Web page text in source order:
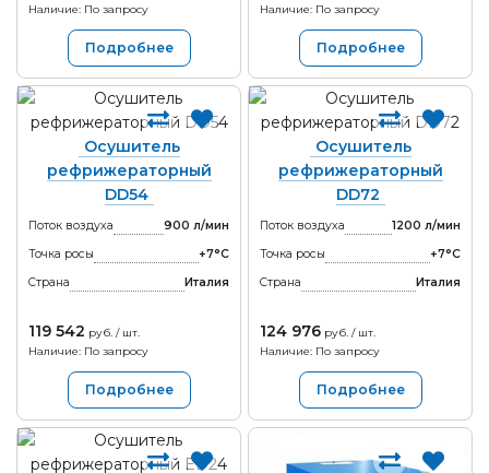
Наличие: По запросу
Подробнее
Наличие: По запросу
Подробнее
Осушитель
рефрижераторный
DD54
Поток воздуха
900 л/мин
Точка росы
+7°С
Страна
Италия
119 542 руб. / шт.
Наличие: По запросу
Подробнее
Осушитель
рефрижераторный
DD72
Поток воздуха
1200 л/мин
Точка росы
+7°С
Страна
Италия
124 976 руб. / шт.
Наличие: По запросу
Подробнее